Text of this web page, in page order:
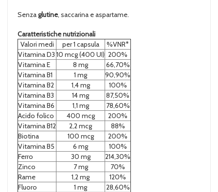
Senzaglutine, saccarina e aspartame.
Caratteristiche nutrizionali
Valori medi
per 1 capsula
%VNR*
Vitamina D3 10 mcg (400 UI) 200%
Vitamina E
8 mg
66,70%
Vitamina B1
1 mg
90,90%
Vitamina B2
1,4 mg
100%
Vitamina B3
14 mg
87,50%
Vitamina B6
1,1 mg
78,60%
Acido folico
400 mcg
200%
Vitamina B12
2,2 mcg
88%
Biotina
100 mcg
200%
Vitamina B5
6 mg
100%
Ferro
30 mg
214,30%
Zinco
7 mg
70%
Rame
1,2 mg
120%
Fluoro
1 mg
28,60%